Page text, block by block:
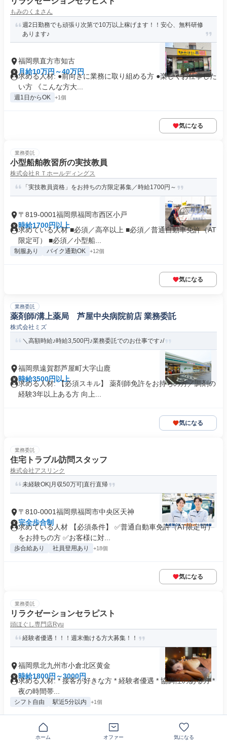
もみのくまさん
週2日勤務でも頑張り次第で10万以上稼げます！！安心、無料研修
あります♪
福岡県直方市知古
月給10万円～40万円
求める人材: ●前向きに業務に取り組める方 ●楽しくお仕事した
い方 《こんな方大...
週1日からOK +1個
気になる
業務委託
小型船舶教習所の実技教員
株式会社ＲＴホールディングス
「実技教員資格」をお持ちの方限定募集／時給1700円～
〒819-0001福岡県福岡市西区小戸
時給1700円以上
求めている人材 ■必須／高卒以上 ■必須／普通自動車免許（AT
限定可） ■必須／小型船...
制服あり バイク通勤OK +12個
気になる
業務委託
薬剤師/溝上薬局 芦屋中央病院前店 業務委託
株式会社ミズ
＼高額時給♪時給3,500円♪業務委託でのお仕事です♪/
福岡県遠賀郡芦屋町大字山鹿
時給3500円以上
求める人材: 【必須スキル】 薬剤師免許をお持ちの方／調剤の
経験3年以上ある方 向上...
気になる
業務委託
住宅トラブル訪問スタッフ
株式会社アスリンク
未経験OK|月収50万可|直行直帰
〒810-0001福岡県福岡市中央区天神
完全歩合制
求めている人材 【必須条件】 ✅普通自動車免許（AT限定可）
をお持ちの方 ✅お客様に対...
歩合給あり 社員登用あり +18個
気になる
業務委託
リラクゼーションセラピスト
頭ほぐし専門店Ryu
経験者優遇！！！週末働ける方大募集！！
福岡県北九州市小倉北区黄金
時給1800円～3000円
求める人材: * 接客が好きな方 * 経験者優遇 * 協調性のある方 *
夜の時間帯...
シフト自由 駅近5分以内 +1個
気になる
ホーム オファー 気になる